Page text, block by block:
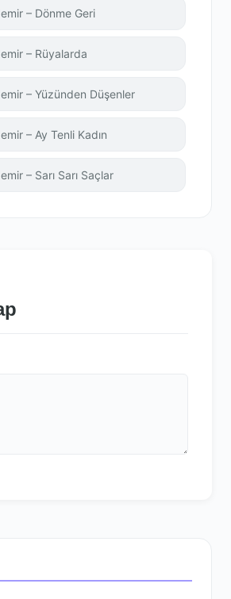
– Dönme Geri
– Rüyalarda
– Yüzünden Düşenler
– Ay Tenli Kadın
– Sarı Sarı Saçlar